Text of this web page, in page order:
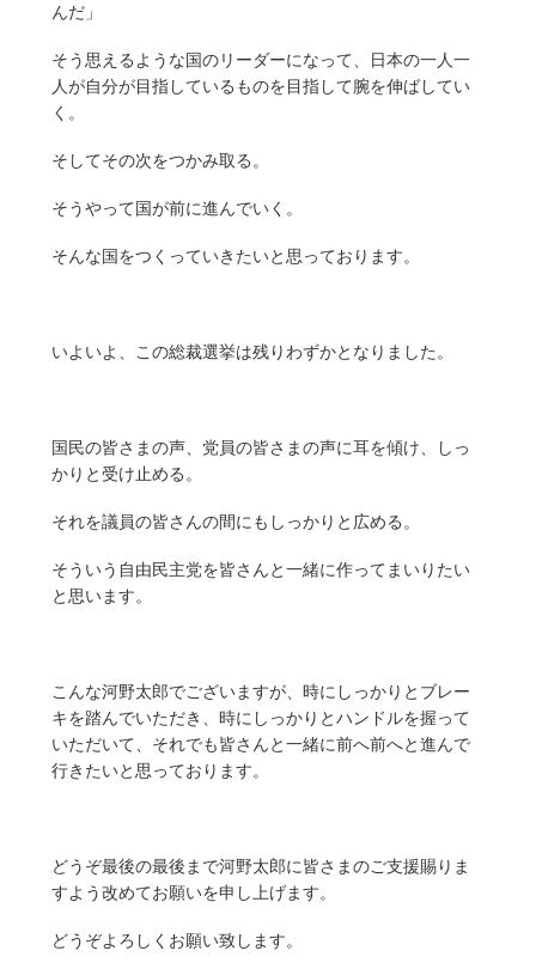
んだ」
そう思えるような国のリーダーになって、日本の一人一
人が自分が目指しているものを目指して腕を伸ばしてい
く。
そしてその次をつかみ取る。
そうやって国が前に進んでいく。
そんな国をつくっていきたいと思っております。
いよいよ、この総裁選挙は残りわずかとなりました。
国民の皆さまの声、党員の皆さまの声に耳を傾け、しっ
かりと受け止める。
それを議員の皆さんの間にもしっかりと広める。
そういう自由民主党を皆さんと一緒に作ってまいりたい
と思います。
こんな河野太郎でございますが、時にしっかりとブレー
キを踏んでいただき、時にしっかりとハンドルを握って
いただいて、それでも皆さんと一緒に前へ前へと進んで
行きたいと思っております。
どうぞ最後の最後まで河野太郎に皆さまのご支援賜りま
すよう改めてお願いを申し上げます。
どうぞよろしくお願い致します。